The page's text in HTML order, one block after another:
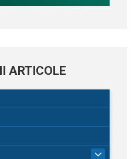
ARTICOLE